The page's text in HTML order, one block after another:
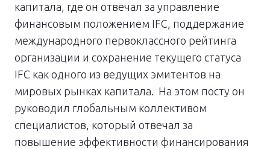
капитала, где он отвечал за управление
финансовым положением IFC, поддержание
международного первоклассного рейтинга
организации и сохранение текущего статуса
IFC как одного из ведущих эмитентов на
мировых рынках капитала. На этом посту он
руководил глобальным коллективом
специалистов, который отвечал за
повышение эффективности финансирования